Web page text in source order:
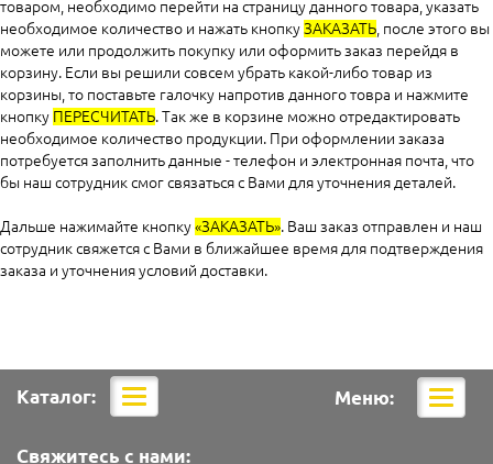
товаром, необходимо перейти на страницу данного товара, указать
необходимое количество и нажать кнопкуЗАКАЗАТЬ, после этого вы
можете или продолжить покупку или оформить заказ перейдя в
корзину. Если вы решили совсем убрать какой-либо товар из
корзины, то поставьте галочку напротив данного товра и нажмите
кнопку ПЕРЕСЧИТАТЬ. Так же в корзине можно отредактировать
необходимое количество продукции. При оформлении заказа
потребуется заполнить данные - телефон и электронная почта, что
бы наш сотрудник смог связаться с Вами для уточнения деталей.
Дальше нажимайте кнопку«ЗАКАЗАТЬ». Ваш заказ отправлен и наш
сотрудник свяжется с Вами в ближайшее время для подтверждения
заказа и уточнения условий доставки.
Меню:
Каталог:
Мобильная
навигация
Свяжитесь с нами: